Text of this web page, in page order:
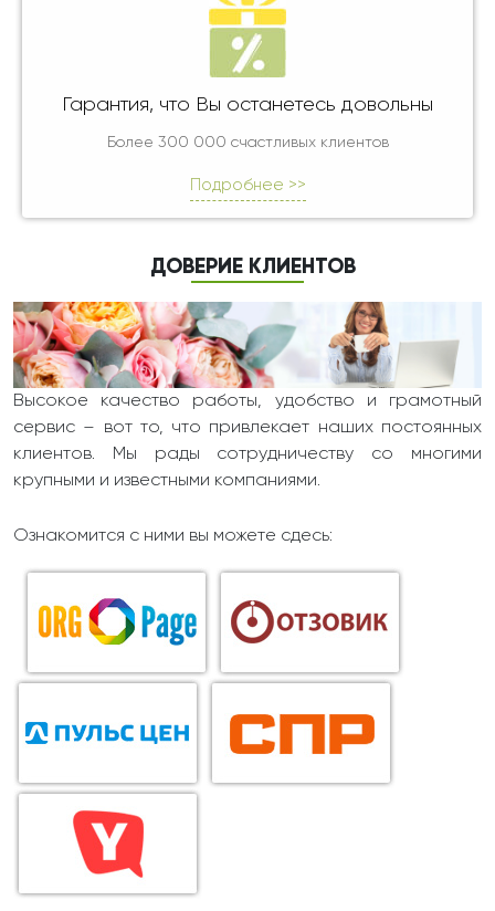
Гарантия, что Вы останетесь довольны
Более 300 000 счастливых клиентов
Подробнее >>
ДОВЕРИЕ КЛИЕНТОВ
Высокое качество работы, удобство и грамотный
сервис – вот то, что привлекает наших постоянных
клиентов. Мы рады сотрудничеству со многими
крупными и известными компаниями.
Ознакомится с ними вы можете сдесь: